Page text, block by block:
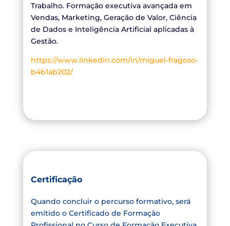
Trabalho. Formação executiva avançada em
Vendas, Marketing, Geração de Valor, Ciência
de Dados e Inteligência Artificial aplicadas à
Gestão.
https://www.linkedin.com/in/miguel-fragoso-
b4b1ab202/
Certificação
Quando concluir o percurso formativo, será
emitido o Certificado de Formação